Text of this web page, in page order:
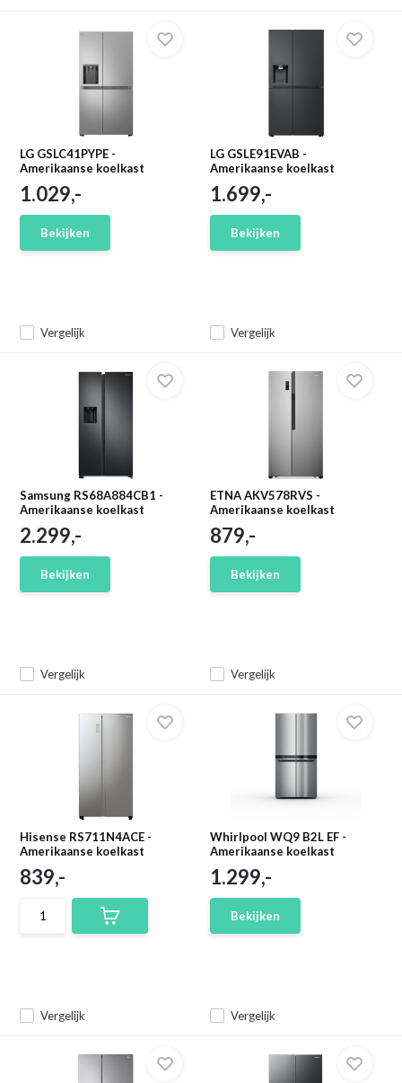
LG GSLC41PYPE -
Amerikaanse koelkast
Vergelijk
1.029,-
Bekijken
LG GSLE91EVAB -
Amerikaanse koelkast
Vergelijk
1.699,-
Bekijken
Samsung RS68A884CB1 -
Amerikaanse koelkast
Vergelijk
2.299,-
Bekijken
ETNA AKV578RVS -
Amerikaanse koelkast
Vergelijk
879,-
Bekijken
Hisense RS711N4ACE -
Amerikaanse koelkast
Vergelijk
839,-
Whirlpool WQ9 B2L EF -
Amerikaanse koelkast
Vergelijk
1.299,-
Bekijken